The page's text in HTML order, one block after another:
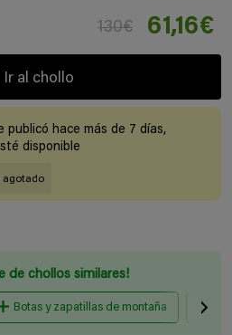
130€ 61,16€
Ir al chollo
publicó hace más de 7 días,
disponible
agotado
de chollos similares!
Botas y zapatillas de montaña